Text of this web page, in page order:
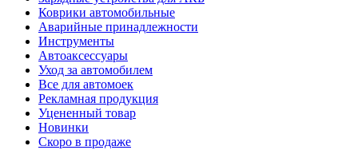
Коврики автомобильные
Аварийные принадлежности
Инструменты
Автоаксессуары
Уход за автомобилем
Все для автомоек
Рекламная продукция
Уцененный товар
Новинки
Скоро в продаже